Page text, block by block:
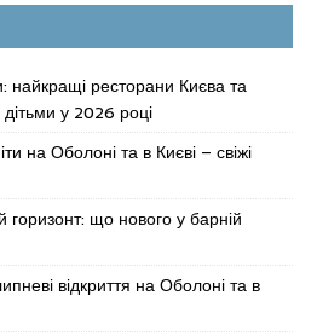
найкращі ресторани Києва та
у 2026 році
на Оболоні та в Києві – свіжі
що нового у барній
відкриття на Оболоні та в